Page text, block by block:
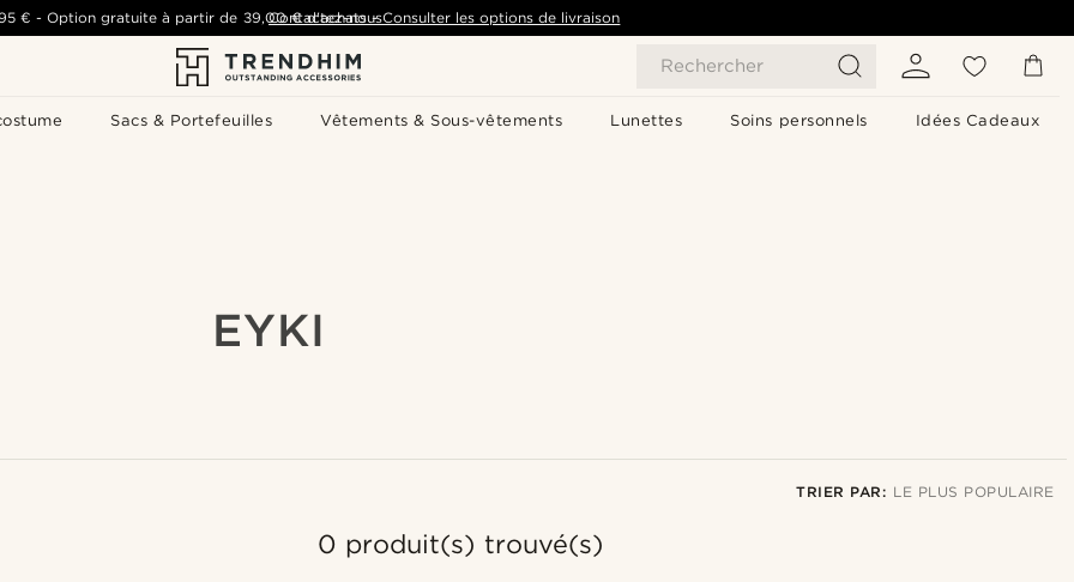
Rechercher
Sacs & Portefeuilles Vêtements & Sous-vêtements Lunettes Soins personnels Idées Cadeaux
€ -Option gratuite à partir de 39,00 € d'achats- Consulter les options de livraison
Contactez-nous
EYKI
TRIER PAR: LE PLUS POPULAIRE
0 produit(s) trouvé(s)